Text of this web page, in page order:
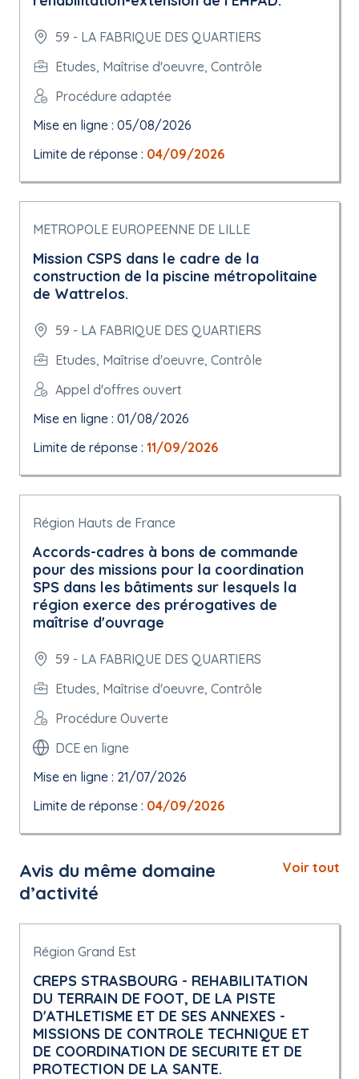
59 - LA FABRIQUE DES QUARTIERS
Etudes, Maîtrise d'oeuvre, Contrôle
Procédure adaptée
Mise en ligne : 05/08/2026
Limite de réponse : 04/09/2026
METROPOLE EUROPEENNE DE LILLE
Mission CSPS dans le cadre de la
construction de la piscine métropolitaine
de Wattrelos.
59 - LA FABRIQUE DES QUARTIERS
Etudes, Maîtrise d'oeuvre, Contrôle
Appel d'offres ouvert
Mise en ligne : 01/08/2026
Limite de réponse : 11/09/2026
Région Hauts de France
Accords-cadres à bons de commande
pour des missions pour la coordination
SPS dans les bâtiments sur lesquels la
région exerce des prérogatives de
maîtrise d'ouvrage
59 - LA FABRIQUE DES QUARTIERS
Etudes, Maîtrise d'oeuvre, Contrôle
Procédure Ouverte
DCE en ligne
Mise en ligne : 21/07/2026
Limite de réponse : 04/09/2026
Avis du même domaine
d’activité
Voir tout
Région Grand Est
CREPS STRASBOURG - REHABILITATION
DU TERRAIN DE FOOT, DE LA PISTE
D'ATHLETISME ET DE SES ANNEXES -
MISSIONS DE CONTROLE TECHNIQUE ET
DE COORDINATION DE SECURITE ET DE
PROTECTION DE LA SANTE.